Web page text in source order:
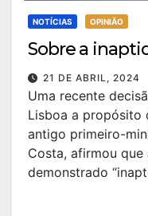
NOTÍCIAS OPINIÃO
Sobre a
21 DE ABRIL, 2024
Uma recente
Lisboa a propósito
antigo primeiro-
Costa, afirmou que
demonstrado